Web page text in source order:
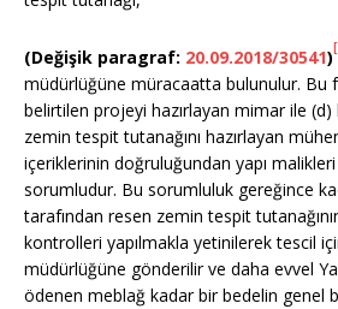
(Değişik paragraf: 20.09.2018/30541)
müdürlüğüne müracaatta bulunulur. Bu
belirtilen projeyi hazırlayan mimar ile
zemin tespit tutanağını hazırlayan
içeriklerinin doğruluğundan yapı
sorumludur. Bu sorumluluk gereğince
tarafından resen zemin tespit
kontrolleri yapılmakla yetinilerek tescil
müdürlüğüne gönderilir ve daha evvel
ödenen meblağ kadar bir bedelin genel